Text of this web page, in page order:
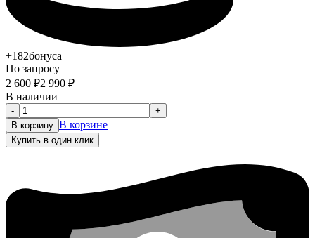
+182бонуса
По запросу
2 600 ₽2 990 ₽
В наличии
-
+
В корзину В корзине
Купить в один клик